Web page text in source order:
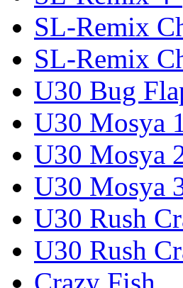
SL-Remix
SL-Remix
U30 Bug
U30 Mosya
U30 Mosya
U30 Mosya
U30 Rush
U30 Rush